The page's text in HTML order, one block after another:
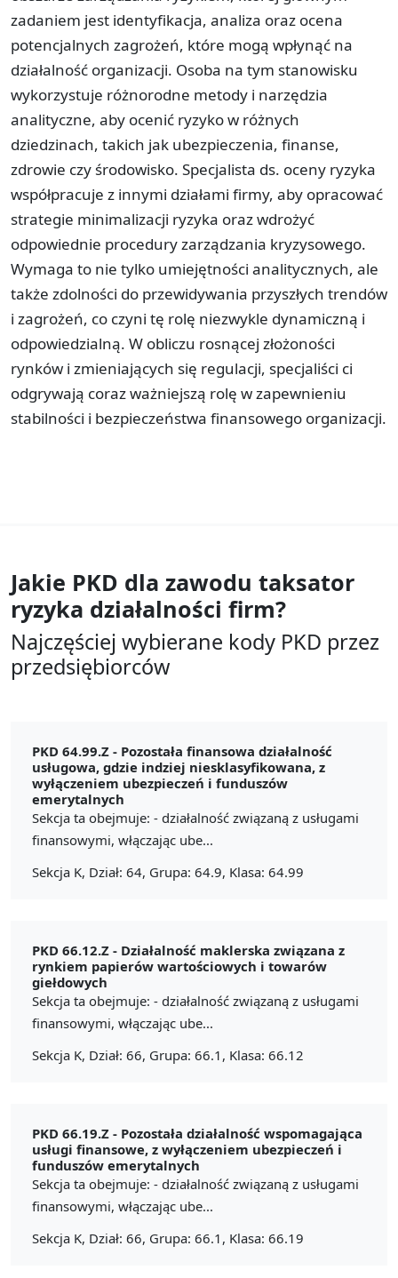
zadaniem jest identyfikacja, analiza oraz ocena
potencjalnych zagrożeń, które mogą wpłynąć na
działalność organizacji. Osoba na tym stanowisku
wykorzystuje różnorodne metody i narzędzia
analityczne, aby ocenić ryzyko w różnych
dziedzinach, takich jak ubezpieczenia, finanse,
zdrowie czy środowisko. Specjalista ds. oceny ryzyka
współpracuje z innymi działami firmy, aby opracować
strategie minimalizacji ryzyka oraz wdrożyć
odpowiednie procedury zarządzania kryzysowego.
Wymaga to nie tylko umiejętności analitycznych, ale
także zdolności do przewidywania przyszłych trendów
i zagrożeń, co czyni tę rolę niezwykle dynamiczną i
odpowiedzialną. W obliczu rosnącej złożoności
rynków i zmieniających się regulacji, specjaliści ci
odgrywają coraz ważniejszą rolę w zapewnieniu
stabilności i bezpieczeństwa finansowego organizacji.
Jakie PKD dla zawodu taksator
ryzyka działalności firm?
Najczęściej wybierane kody PKD przez
przedsiębiorców
PKD 64.99.Z - Pozostała finansowa działalność
usługowa, gdzie indziej niesklasyfikowana, z
wyłączeniem ubezpieczeń i funduszów
emerytalnych
Sekcja ta obejmuje: - działalność związaną z usługami
finansowymi, włączając ube...
Sekcja K, Dział: 64, Grupa: 64.9, Klasa: 64.99
PKD 66.12.Z - Działalność maklerska związana z
rynkiem papierów wartościowych i towarów
giełdowych
Sekcja ta obejmuje: - działalność związaną z usługami
finansowymi, włączając ube...
Sekcja K, Dział: 66, Grupa: 66.1, Klasa: 66.12
PKD 66.19.Z - Pozostała działalność wspomagająca
usługi finansowe, z wyłączeniem ubezpieczeń i
funduszów emerytalnych
Sekcja ta obejmuje: - działalność związaną z usługami
finansowymi, włączając ube...
Sekcja K, Dział: 66, Grupa: 66.1, Klasa: 66.19